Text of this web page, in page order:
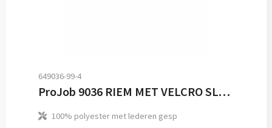
649036-99-4
ProJob 9036 RIEM MET VELCRO SLUITING
100% polyester met lederen gesp